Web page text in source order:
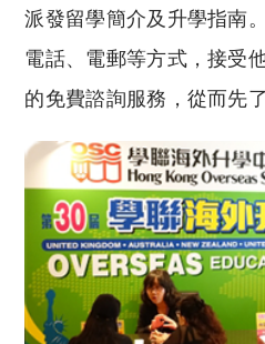
派發留學簡介及升學指南
電話、電郵等方式，接受
的免費諮詢服務，從而先